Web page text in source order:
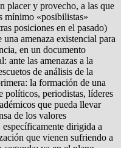
placer y provecho, a las que
mínimo «posibilistas»
posiciones en el pasado)
una amenaza existencial para
en un documento
ante las amenazas a la
de análisis de la
la formación de una
políticos, periodistas, líderes
que pueda llevar
de los valores
dirigida a
que vienen sufriendo a